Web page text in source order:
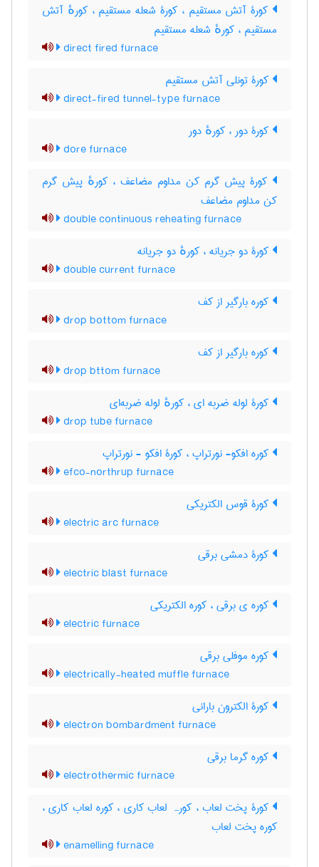
کورۀ آتش مستقیم ، کورۀ شعله مستقیم ، کورهٔ آتش
مستقیم ، کورهٔ شعله مستقیم
direct fired furnace
کورۀ تونلی آتش مستقیم
direct-fired tunnel-type furnace
کورۀ دور ، کورهٔ دور
dore furnace
کورۀ پیش گرم کن مداوم مضاعف ، کورهٔ پیش گرم
کن مداوم مضاعف
double continuous reheating furnace
کورۀ دو جریانه ، کورهٔ دو جریانه
double current furnace
کوره بارگیر از کف
drop bottom furnace
کوره بارگیر از کف
drop bttom furnace
کورۀ لوله ضربه ای ، کورهٔ لوله ضربه‌ای
drop tube furnace
کوره افکو- نورتراپ ، کورۀ افکو - نورتراپ
efco-northrup furnace
کورۀ قوس الکتریکی
electric arc furnace
کورۀ دمشی برقی
electric blast furnace
کوره ی برقی ، کوره الکتریکی
electric furnace
کوره موفلی برقی
electrically-heated muffle furnace
کورۀ الکترون بارانی
electron bombardment furnace
کوره گرما برقی
electrothermic furnace
کورۀ پخت لعاب ، کورہ لعاب کاری ، کوره لعاب کاری ،
کوره پخت لعاب
enamelling furnace